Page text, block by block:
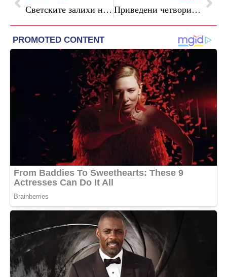
Светските залихи на нафта се топат, недостатокот и понатамошното зголемување на цените стануваат сè поверојатни Приведени четворица албански државјани за незаконит риболов во Преспанското Езеро